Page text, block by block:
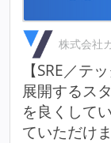
株式会社
【SRE／テ
展開するス
を良くして
ていただけ